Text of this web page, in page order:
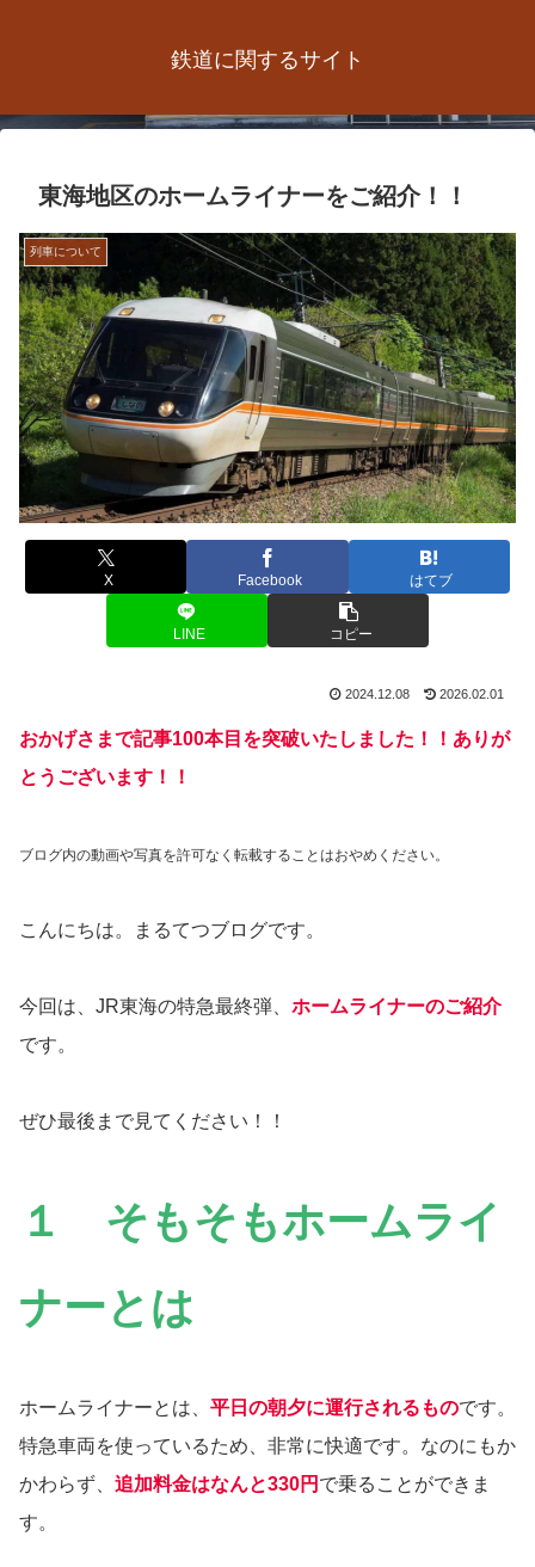
鉄道に関するサイト
東海地区のホームライナーをご紹介！！
列車について
X Facebook はてブ
LINE コピー
2024.12.08 2026.02.01
おかげさまで記事100本目を突破いたしました！！ありが
とうございます！！
ブログ内の動画や写真を許可なく転載することはおやめください。
こんにちは。まるてつブログです。
今回は、JR東海の特急最終弾、 ホームライナーのご紹介
です。
ぜひ最後まで見てください！！
１ そもそもホームライ
ナーとは
ホームライナーとは、 平日の朝夕に運行されるものです。
特急車両を使っているため、非常に快適です。なのにもか
かわらず、 追加料金はなんと330円 で乗ることができま
す。